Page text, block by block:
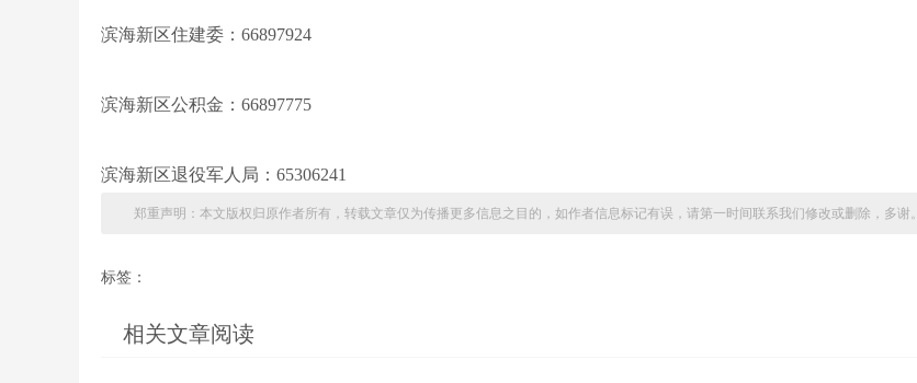
滨海新区住建委：66897924
滨海新区公积金：66897775
滨海新区退役军人局：65306241
郑重声明：本文版权归原作者所有，转载文章仅为传播更多信息之目的，如作者信息标记有误，请第一时间联系我们修改或删除，多谢。
标签：
相关文章阅读